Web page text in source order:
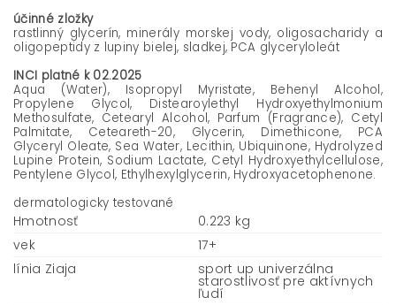
účinné zložky
rastlinný glycerín, minerály morskej vody, oligosacharidy a
oligopeptidy z lupiny bielej, sladkej, PCA glyceryloleát
INCI platné k 02.2025
Aqua (Water), Isopropyl Myristate, Behenyl Alcohol,
Propylene Glycol, Distearoylethyl Hydroxyethylmonium
Methosulfate, Cetearyl Alcohol, Parfum (Fragrance), Cetyl
Palmitate, Ceteareth-20, Glycerin, Dimethicone, PCA
Glyceryl Oleate, Sea Water, Lecithin, Ubiquinone, Hydrolyzed
Lupine Protein, Sodium Lactate, Cetyl Hydroxyethylcellulose,
Pentylene Glycol, Ethylhexylglycerin, Hydroxyacetophenone.
dermatologicky testované
Hmotnosť
0.223 kg
vek
17+
línia Ziaja
sport up univerzálna
starostlivosť pre aktívnych
ľudí